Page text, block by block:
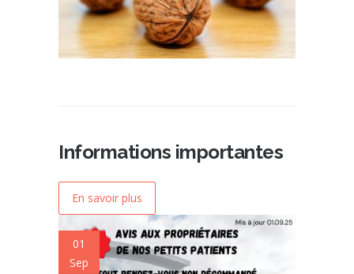
Informations importantes
En savoir plus
01
Sep